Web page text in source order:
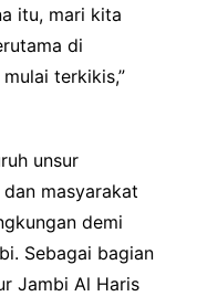
itu, mari kita
di
terkikis,”
unsur
masyarakat
demi
Sebagai bagian
Jambi Al Haris